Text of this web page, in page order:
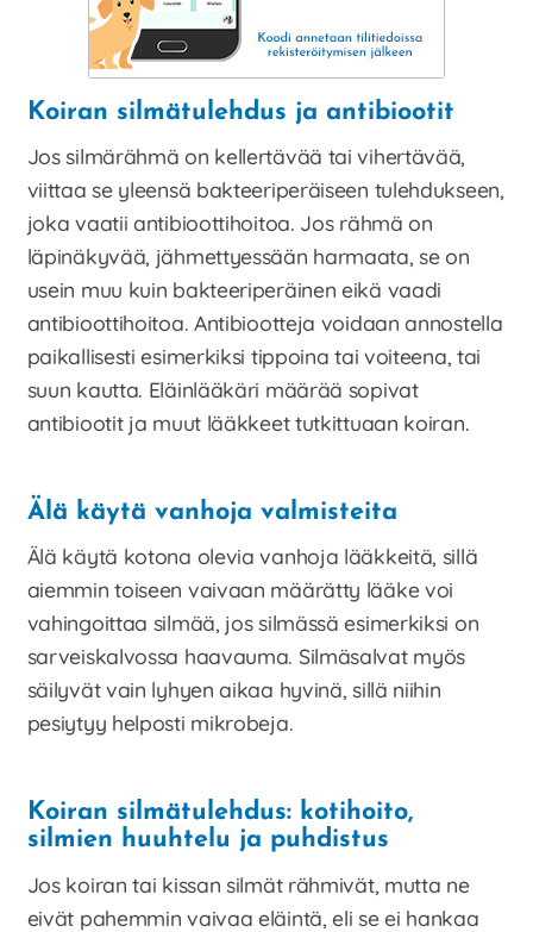
Koiran silmätulehdus ja antibiootit
Jos silmärähmä on kellertävää tai vihertävää,
viittaa se yleensä bakteeriperäiseen tulehdukseen,
joka vaatii antibioottihoitoa. Jos rähmä on
läpinäkyvää, jähmettyessään harmaata, se on
usein muu kuin bakteeriperäinen eikä vaadi
antibioottihoitoa. Antibiootteja voidaan annostella
paikallisesti esimerkiksi tippoina tai voiteena, tai
suun kautta. Eläinlääkäri määrää sopivat
antibiootit ja muut lääkkeet tutkittuaan koiran.
Älä käytä vanhoja valmisteita
Älä käytä kotona olevia vanhoja lääkkeitä, sillä
aiemmin toiseen vaivaan määrätty lääke voi
vahingoittaa silmää, jos silmässä esimerkiksi on
sarveiskalvossa haavauma. Silmäsalvat myös
säilyvät vain lyhyen aikaa hyvinä, sillä niihin
pesiytyy helposti mikrobeja.
Koiran silmätulehdus: kotihoito,
silmien huuhtelu ja puhdistus
Jos koiran tai kissan silmät rähmivät, mutta ne
eivät pahemmin vaivaa eläintä, eli se ei hankaa